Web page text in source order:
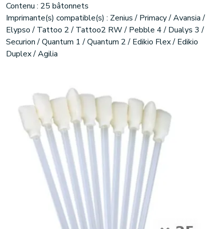
Contenu : 25 bâtonnets
Imprimante(s) compatible(s) : Zenius / Primacy / Avansia /
Elypso / Tattoo 2 / Tattoo2 RW / Pebble 4 / Dualys 3 /
Securion / Quantum 1 / Quantum 2 / Edikio Flex / Edikio
Duplex / Agilia